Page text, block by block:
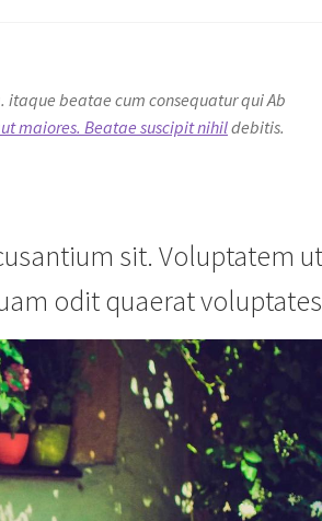
beatae cum consequatur qui Ab
maiores. Beatae suscipit nihildebitis.
sit. Voluptatem
odit quaerat voluptates